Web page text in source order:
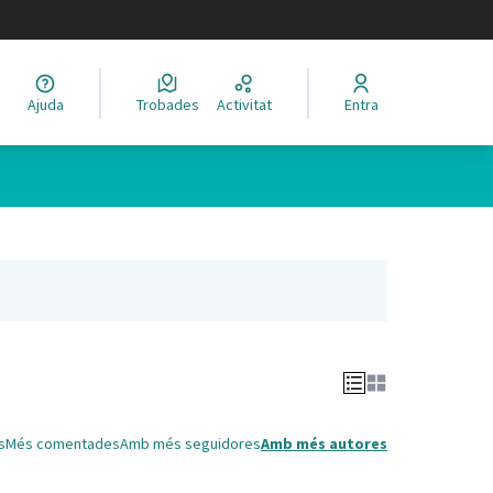
Elegir el idioma
Ajuda Trobades Activitat Entra
Més comentadesAmb més seguidoresAmb més autores